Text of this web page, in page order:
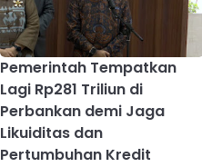
Pemerintah Tempatkan
Lagi Rp281 Triliun di
Perbankan demi Jaga
Likuiditas dan
Pertumbuhan Kredit